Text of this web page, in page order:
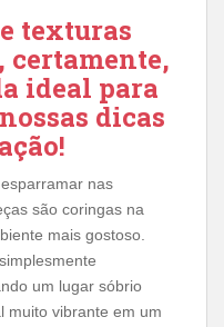
texturas
certamente,
ideal para
dicas
nas
são coringas na
mais gostoso.
um lugar sóbrio
muito vibrante em um